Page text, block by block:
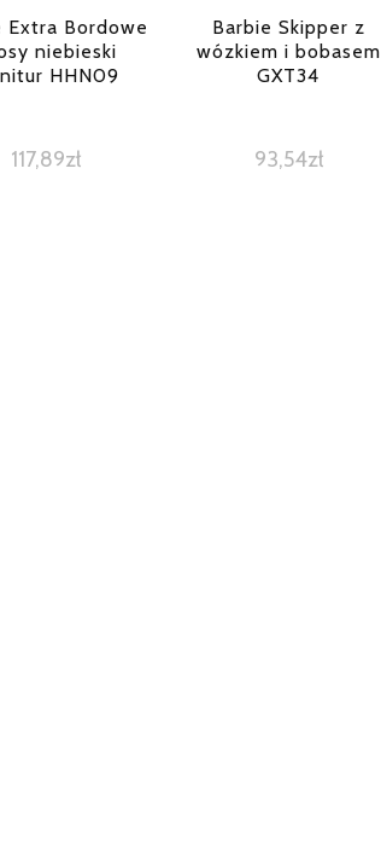
Extra Bordowe
niebieski
HHN09
117,89zł
Barbie Skipper z
wózkiem i bobasem
GXT34
93,54zł